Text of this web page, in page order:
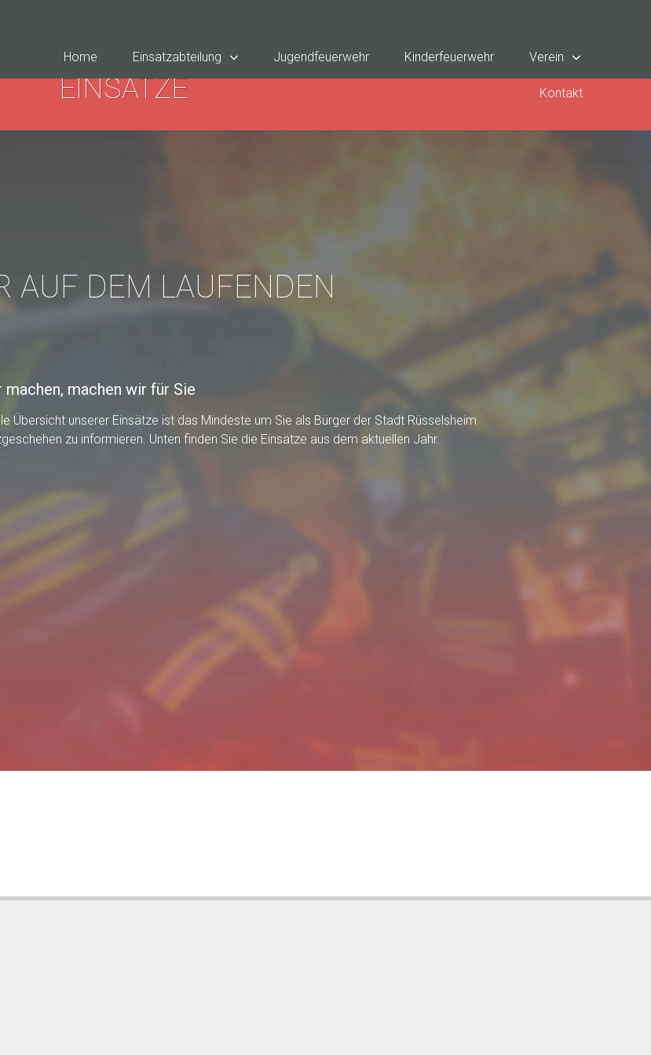
Home Einsatzabteilung Jugendfeuerwehr Kinderfeuerwehr Verein
Kontakt
EINSÄTZE
AUF DEM LAUFENDEN
machen wir für Sie
Übersicht unserer Einsätze ist das Mindeste um Sie als Bürger der Stadt Rüsselsheim
zu informieren. Unten finden Sie die Einsätze aus dem aktuellen Jahr.